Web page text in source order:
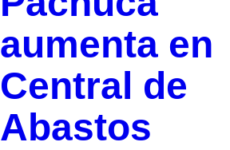
aumenta en
Central de
Abastos